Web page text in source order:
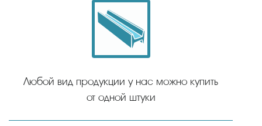
Любой вид продукции у нас можно купить
от одной штуки